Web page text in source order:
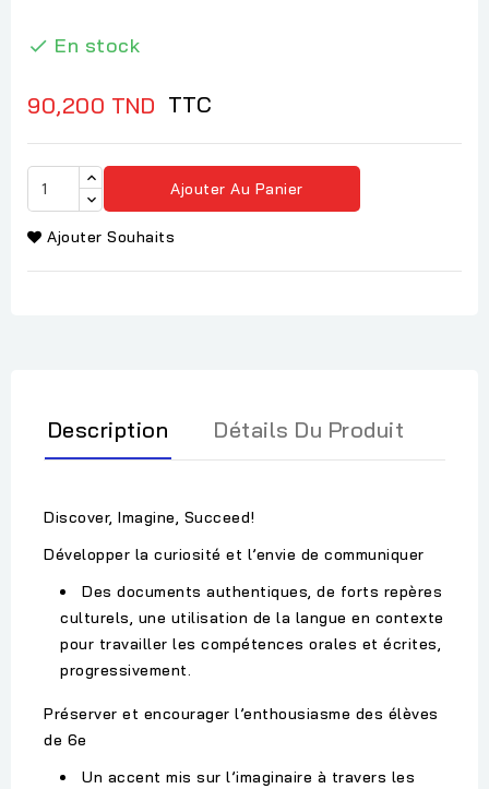
 En stock
90,200 TND TTC
Ajouter Au Panier
Ajouter Souhaits
Description Détails Du Produit
Discover, Imagine, Succeed!
Développer la curiosité et l’envie de communiquer
Des documents authentiques, de forts repères
culturels, une utilisation de la langue en contexte
pour travailler les compétences orales et écrites,
progressivement.
Préserver et encourager l’enthousiasme des élèves
de 6e
Un accent mis sur l’imaginaire à travers les